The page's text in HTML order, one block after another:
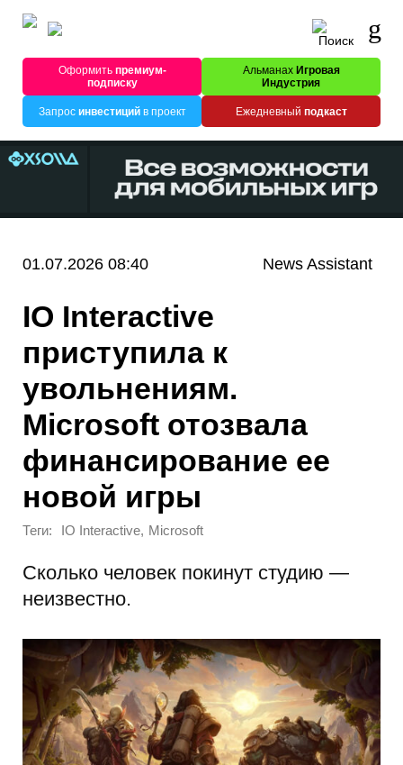
Оформитьпремиум-
подписку
Альманах Игровая
Индустрия
Запрос инвестицийв проект Ежедневный подкаст
01.07.2026 08:40 News Assistant
IO Interactive
приступила к
увольнениям.
Microsoft отозвала
финансирование ее
новой игры
Теги: IO Interactive, Microsoft
Сколько человек покинут студию —
неизвестно.